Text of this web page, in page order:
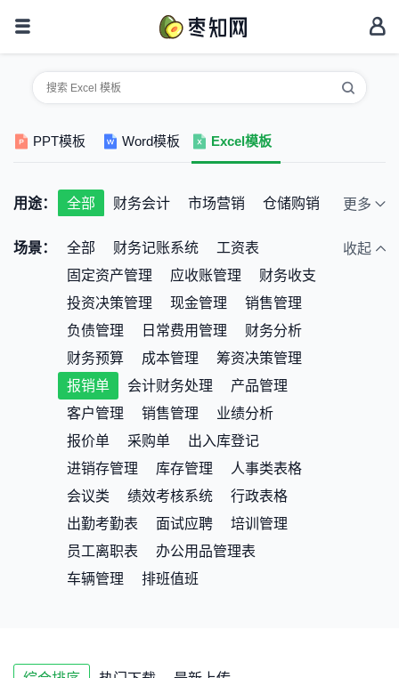
PPT模板 Word模板 Excel模板
用途： 全部 财务会计 市场营销
仓储购销
教育培训
公司预算 其它
更多
场景： 全部 财务记账系统
工资表
固定资产管理
应收账管理
财务收支
投资决策管理
现金管理
销售管理
负债管理
日常费用管理
财务分析
财务预算
成本管理
筹资决策管理
报销单
会计财务处理
产品管理
客户管理
销售管理
业绩分析
报价单
采购单
出入库登记
进销存管理
库存管理
人事类表格
会议类
绩效考核系统
行政表格
出勤考勤表
面试应聘
培训管理
员工离职表
办公用品管理表
车辆管理
排班值班
收起